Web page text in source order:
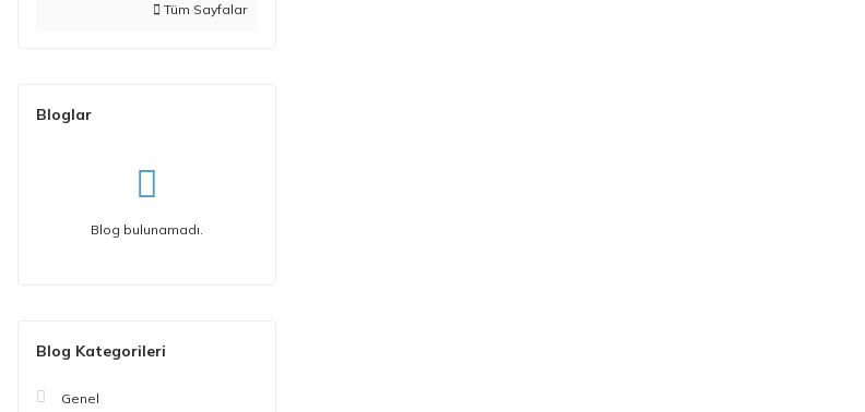
Tüm Sayfalar
Bloglar
Blog bulunamadı.
Blog Kategorileri
Genel